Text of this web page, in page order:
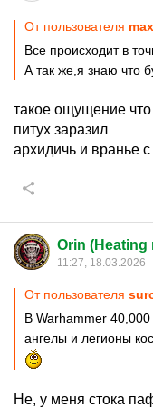
От пользователя
Все происходит в
А так же,я знаю что
такое ощущение
питух заразил
архидичь и вранье
Orin (Heating
11:27, 18.03.2026
От пользователя
В Warhammer
ангелы и легионы
Не, у меня стока